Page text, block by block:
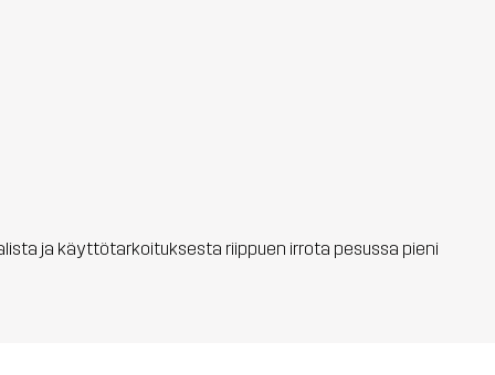
ja käyttötarkoituksesta riippuen irrota pesussa pieni